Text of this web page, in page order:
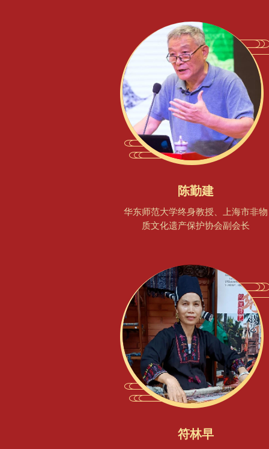
陈勤建
华东师范大学终身教授、上海市非物
质文化遗产保护协会副会长
符林早